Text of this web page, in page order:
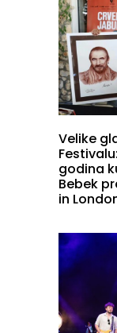
Velike
godina
Bebek
in